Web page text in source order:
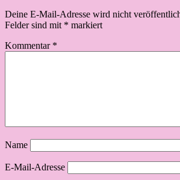
Deine E-Mail-Adresse wird nicht
Felder sind mit * markiert
Kommentar *
Name
E-Mail-Adresse